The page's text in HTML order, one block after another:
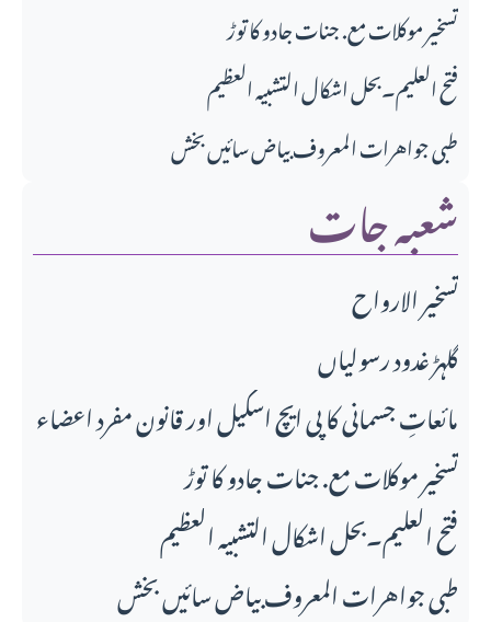
تسخیر موکلات مع. جنات جادو کا توڑ
فتح العلیم۔بحل اشکال التشبیہ العظیم
طبی جواهرات المعروف بیاض سائیں بخش
شعبہ جات
تسخير الارواح
گلہڑ غدود رسولیاں
مائعاتِ جسمانی کا پی ایچ اسکیل اور قانونِ مفرد اعضاء
تسخیر موکلات مع. جنات جادو کا توڑ
فتح العلیم۔بحل اشکال التشبیہ العظیم
طبی جواهرات المعروف بیاض سائیں بخش